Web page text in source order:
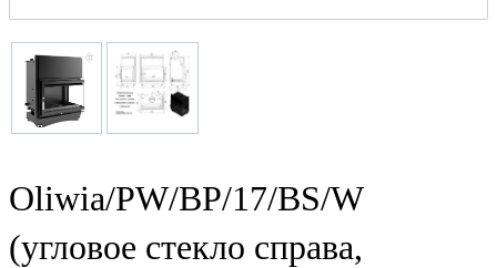
Oliwia/PW/BP/17/BS/W
(угловое стекло справа,